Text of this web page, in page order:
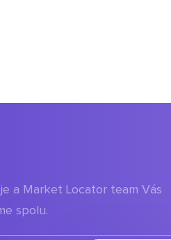
a Market Locator team Vás
spolu.